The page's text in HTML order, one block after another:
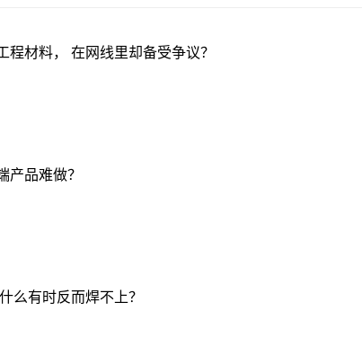
材料， 在网线里却备受争议？
品难做？
么有时反而焊不上？